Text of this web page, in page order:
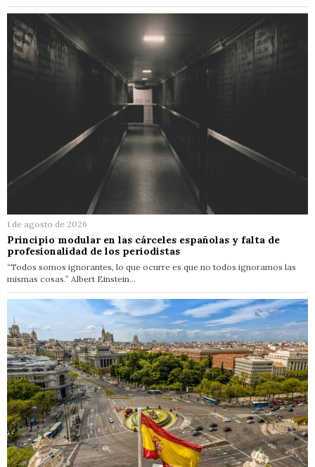
1 de agosto de 2026
Principio modular en las cárceles españolas y falta de
profesionalidad de los periodistas
“Todos somos ignorantes, lo que ocurre es que no todos ignoramos las
mismas cosas.” Albert Einstein…